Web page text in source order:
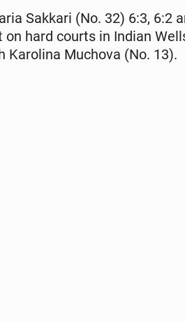
Sakkari (No. 32) 6:3, 6:2
hard courts in Indian
Karoli­na Muchova (No. 13).